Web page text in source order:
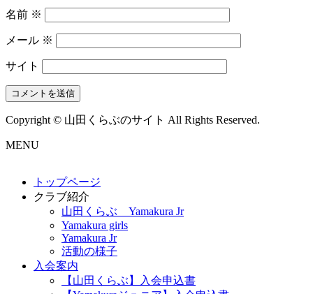
名前 ※
メール ※
サイト
Copyright © 山田くらぶのサイト All Rights Reserved.
MENU
トップページ
クラブ紹介
山田くらぶ Yamakura Jr
Yamakura girls
Yamakura Jr
活動の様子
入会案内
【山田くらぶ】入会申込書